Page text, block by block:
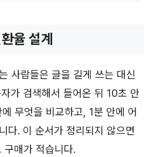
율 설계
사람들은 글을 길게 쓰는 대신
가 검색해서 들어온 뒤 10초 안
무엇을 비교하고, 1분 안에 어
다. 이 순서가 정리되지 않으면
구매가 적습니다.